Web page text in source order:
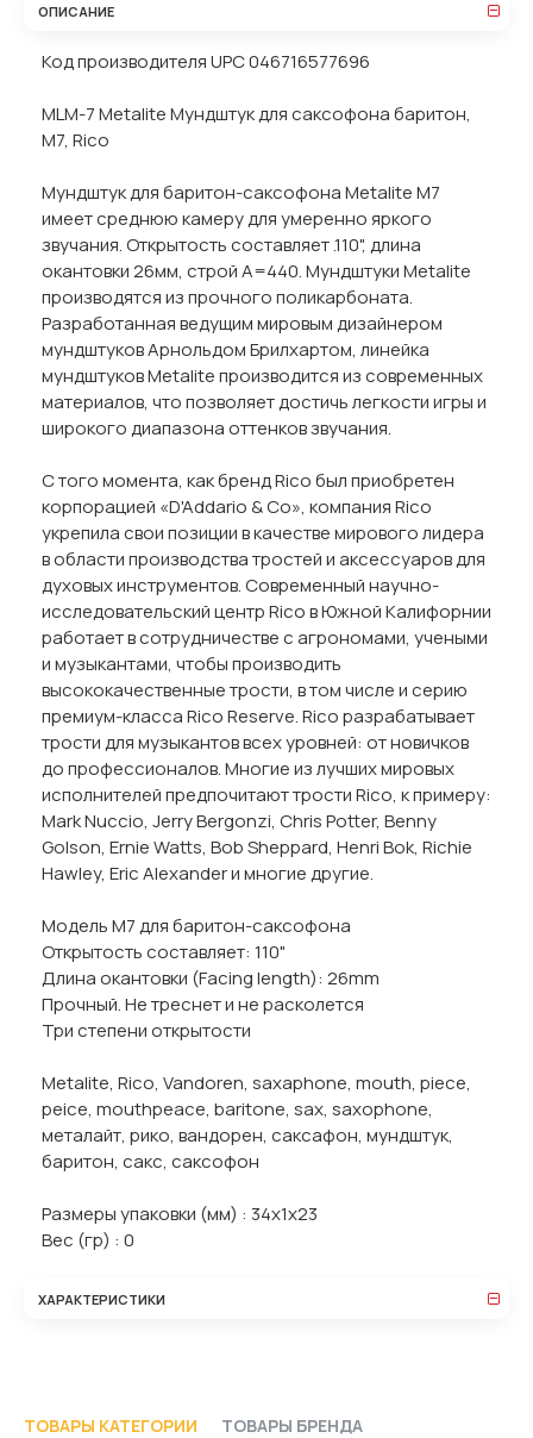
ОПИСАНИЕ
Код производителя UPC 046716577696
MLM-7 Metalite Мундштук для саксофона баритон,
М7, Rico
Мундштук для баритон-саксофона Metalite М7
имеет среднюю камеру для умеренно яркого
звучания. Открытость составляет .110", длина
окантовки 26мм, строй А=440. Мундштуки Metalite
производятся из прочного поликарбоната.
Разработанная ведущим мировым дизайнером
мундштуков Арнольдом Брилхартом, линейка
мундштуков Metalite производится из современных
материалов, что позволяет достичь легкости игры и
широкого диапазона оттенков звучания.
С того момента, как бренд Rico был приобретен
корпорацией «D'Addario & Co», компания Rico
укрепила свои позиции в качестве мирового лидера
в области производства тростей и аксессуаров для
духовых инструментов. Современный научно-
исследовательский центр Rico в Южной Калифорнии
работает в сотрудничестве с агрономами, учеными
и музыкантами, чтобы производить
высококачественные трости, в том числе и серию
премиум-класса Rico Reserve. Rico разрабатывает
трости для музыкантов всех уровней: от новичков
до профессионалов. Многие из лучших мировых
исполнителей предпочитают трости Rico, к примеру:
Mark Nuccio, Jerry Bergonzi, Chris Potter, Benny
Golson, Ernie Watts, Bob Sheppard, Henri Bok, Richie
Hawley, Eric Alexander и многие другие.
Модель М7 для баритон-саксофона
Открытость составляет: 110"
Длина окантовки (Facing length): 26mm
Прочный. Не треснет и не расколется
Три степени открытости
Metalite, Rico, Vandoren, saxaphone, mouth, piece,
peice, mouthpeace, baritone, sax, saxophone,
металайт, рико, вандорен, саксафон, мундштук,
баритон, сакс, саксофон
Размеры упаковки (мм) : 34х1х23
Вес (гр) : 0
ХАРАКТЕРИСТИКИ
ТОВАРЫ КАТЕГОРИИ ТОВАРЫ БРЕНДА